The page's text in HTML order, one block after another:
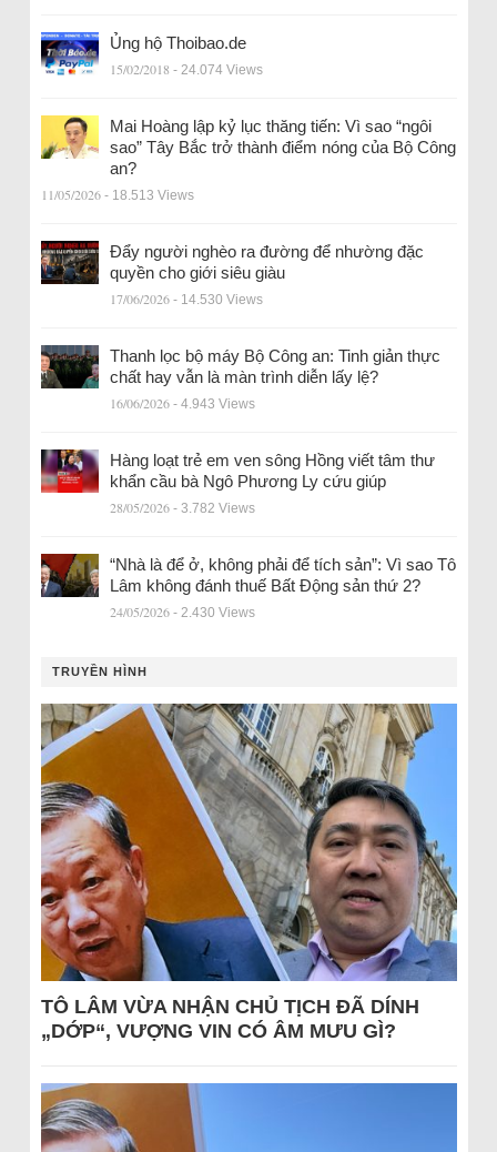
Ủng hộ Thoibao.de
15/02/2018 - 24.074 Views
Mai Hoàng lập kỷ lục thăng tiến: Vì sao “ngôi
sao” Tây Bắc trở thành điểm nóng của Bộ Công
an?
11/05/2026 - 18.513 Views
Đẩy người nghèo ra đường để nhường đặc
quyền cho giới siêu giàu
17/06/2026 - 14.530 Views
Thanh lọc bộ máy Bộ Công an: Tinh giản thực
chất hay vẫn là màn trình diễn lấy lệ?
16/06/2026 - 4.943 Views
Hàng loạt trẻ em ven sông Hồng viết tâm thư
khẩn cầu bà Ngô Phương Ly cứu giúp
28/05/2026 - 3.782 Views
“Nhà là để ở, không phải để tích sản”: Vì sao Tô
Lâm không đánh thuế Bất Động sản thứ 2?
24/05/2026 - 2.430 Views
TRUYỀN HÌNH
TÔ LÂM VỪA NHẬN CHỦ TỊCH ĐÃ DÍNH
„DỚP“, VƯỢNG VIN CÓ ÂM MƯU GÌ?